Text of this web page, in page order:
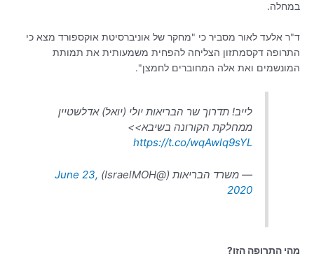
במחלה.
ד"ר אלעד לאור מסביר כי "מחקר של אוניברסיטת אוקספורד מצא כי
התרופה דקסמתזון הצליחה להפחית משמעותית את תמותת
המונשמים ואת אלה המחוברים לחמצן".
לייב! תדרוך שר הבריאות יולי (יואל) אדלשטיין
ממחלקת הקורונה בשיבא>>
https://t.co/wqAwlq9sYL
— משרד הבריאות (@IsraelMOH)
June 23,
2020
מהי התרופה הזו?